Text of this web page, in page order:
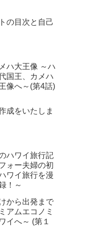
の目次と自己
ハ大王像 ～ハ
国王、カメハ
像へ～(第4話)
成をいたしま
ハワイ旅行記
ォー夫婦の初
ワイ旅行を漫
！～
から出発まで
アムエコノミ
イへ～ (第１